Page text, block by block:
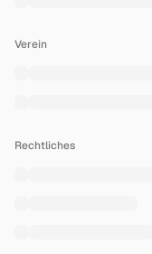
Verein
Rechtliches